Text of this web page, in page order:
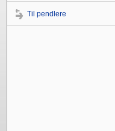
Til pendlere